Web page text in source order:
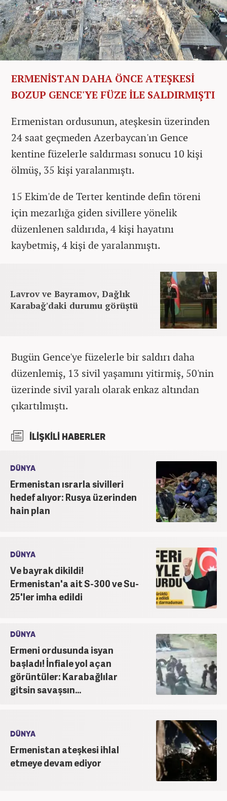
ERMENİSTAN DAHA ÖNCE ATEŞKESİ
BOZUP GENCE'YE FÜZE İLE SALDIRMIŞTI
Ermenistan ordusunun, ateşkesin üzerinden
24 saat geçmeden Azerbaycan'ın Gence
kentine füzelerle saldırması sonucu 10 kişi
ölmüş, 35 kişi yaralanmıştı.
15 Ekim'de de Terter kentinde defin töreni
için mezarlığa giden sivillere yönelik
düzenlenen saldırıda, 4 kişi hayatını
kaybetmiş, 4 kişi de yaralanmıştı.
Lavrov ve Bayramov, Dağlık
Karabağ'daki durumu görüştü
Bugün Gence'ye füzelerle bir saldırı daha
düzenlemiş, 13 sivil yaşamını yitirmiş, 50'nin
üzerinde sivil yaralı olarak enkaz altından
çıkartılmıştı.
İLİŞKİLİ HABERLER
DÜNYA
Ermenistan ısrarla sivilleri
hedef alıyor: Rusya üzerinden
hain plan
DÜNYA
Ve bayrak dikildi!
Ermenistan'a ait S-300 ve Su-
25'ler imha edildi
DÜNYA
Ermeni ordusunda isyan
başladı! İnfiale yol açan
görüntüler: Karabağlılar
gitsin savaşsın...
DÜNYA
Ermenistan ateşkesi ihlal
etmeye devam ediyor